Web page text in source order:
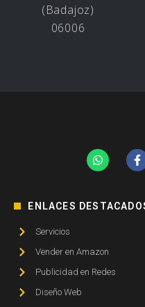
(Badajoz)
06006
ENLACES
Servicios
Vender en Amazon
Publicidad en Redes
Diseño Web